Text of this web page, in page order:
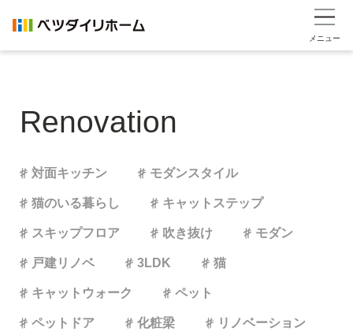
メニュー
Renovation
対面キッチン モダンスタイル
猫のいる暮らし キャットステップ
スキップフロア 吹き抜け モダン
戸建リノベ 3LDK 猫
キャットウォーク ペット
ペットドア 化粧梁 リノベーション